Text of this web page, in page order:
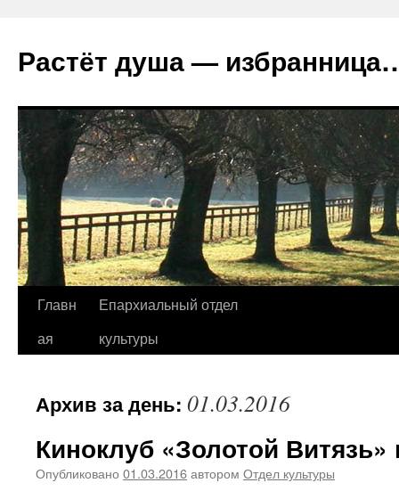
Растёт душа —
Перейти
Главн
ая
Епархиальный отдел
культуры
Архив за день: 01.03.2016
Киноклуб «Золотой Витязь»
Опубликовано 01.03.2016автором Отдел культуры